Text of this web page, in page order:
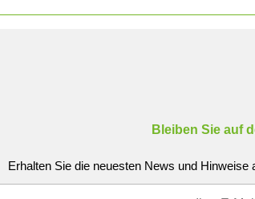
Bleiben Sie auf
Erhalten Sie die neuesten News und